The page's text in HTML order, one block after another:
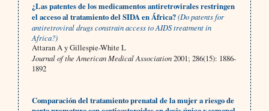
¿Las patentes de los medicamentos antiretrovirales restringen
el acceso al tratamiento del SIDA en África?(Do patents for
antiretroviral drugs constrain access to AIDS treatment in
Africa?)
Attaran A y Gillespie-White L
Journal of the American Medical Association2001; 286(15): 1886-
1892
Comparación del tratamiento prenatal de la mujer a riesgo de